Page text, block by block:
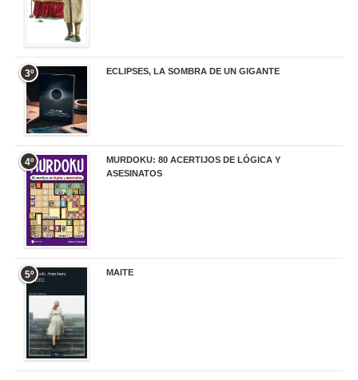
3º ECLIPSES, LA SOMBRA DE UN GIGANTE
4º
MURDOKU: 80 ACERTIJOS DE LÓGICA Y
ASESINATOS
5º MAITE